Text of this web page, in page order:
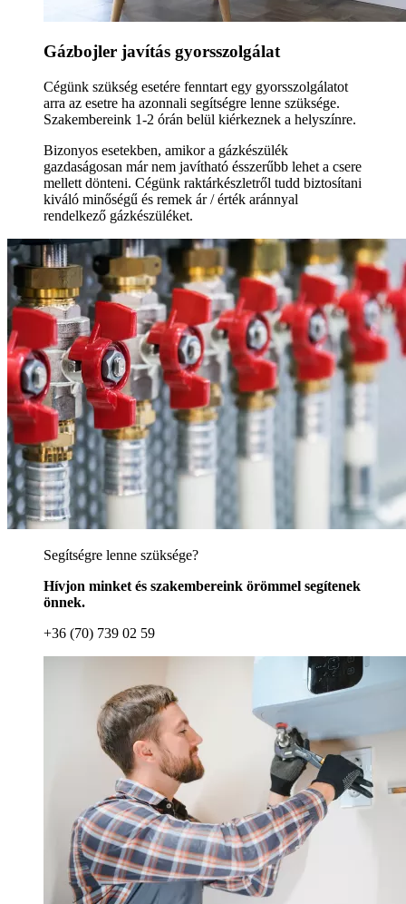
Gázbojler javítás gyorsszolgálat
Cégünk szükség esetére fenntart egy gyorsszolgálatot
arra az esetre ha azonnali segítségre lenne szüksége.
Szakembereink 1-2 órán belül kiérkeznek a helyszínre.
Bizonyos esetekben, amikor a gázkészülék
gazdaságosan már nem javítható ésszerűbb lehet a csere
mellett dönteni. Cégünk raktárkészletről tudd biztosítani
kiváló minőségű és remek ár / érték aránnyal
rendelkező gázkészüléket.
Segítségre lenne szüksége?
Hívjon minket és szakembereink örömmel segítenek
önnek.
+36 (70) 739 02 59